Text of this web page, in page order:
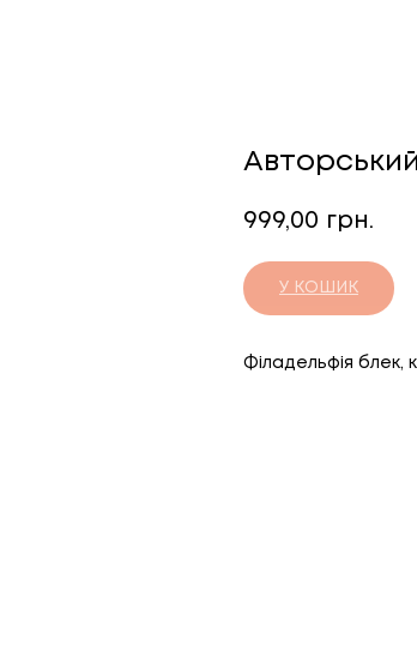
Авторський
999,00 грн.
У КОШИК
Філадельфія блек,